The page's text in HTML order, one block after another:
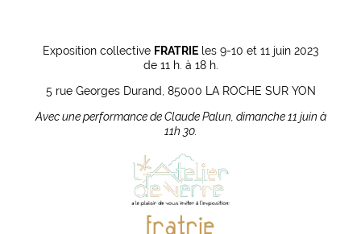
Exposition collective FRATRIE les 9-10 et 11 juin 2023
de 11 h. à 18 h.
5 rue Georges Durand, 85000 LA ROCHE SUR YON
Avec une performance de Claude Palun, dimanche 11 juin à
11h 30.